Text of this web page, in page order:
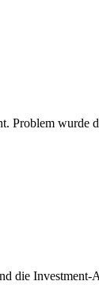
Problem wurde
die Investment-